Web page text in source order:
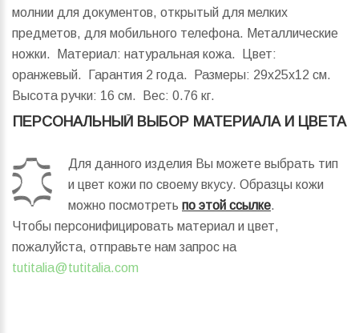
молнии для документов, открытый для мелких
предметов, для мобильного телефона. Металлические
ножки. Материал: натуральная кожа. Цвет:
оранжевый. Гарантия 2 года.
Размеры: 29x25x12 см.
Высота ручки: 16 см. Вес: 0.76 кг.
ПЕРСОНАЛЬНЫЙ ВЫБОР МАТЕРИАЛА И ЦВЕТА
Для данного изделия Вы можете выбрать тип
и цвет кожи по своему вкусу. Образцы кожи
можно посмотреть по этой ссылке.
Чтобы персонифицировать материал и цвет,
пожалуйста, отправьте нам запрос на
tutitalia@tutitalia.com